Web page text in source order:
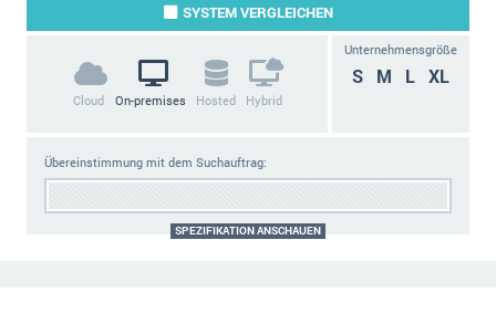
SYSTEMVERGLEICHEN
Cloud On-premises Hosted Hybrid
Unternehmensgröße
S M L XL
Übereinstimmung mit dem Suchauftrag:
SPEZIFIKATION ANSCHAUEN